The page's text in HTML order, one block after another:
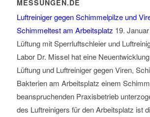
MESSUNGEN.DE
Luftreiniger gegen Schimmelpilze und
Schimmeltest am Arbeitsplatz 19.
Lüftung mit Sperrluftschleier und
Labor Dr. Missel hat eine
Lüftung und Luftreiniger gegen Viren,
Bakterien am Arbeitsplatz einem
beanspruchenden Praxisbetrieb
des Luftreinigers für den Arbeitsplatz ist